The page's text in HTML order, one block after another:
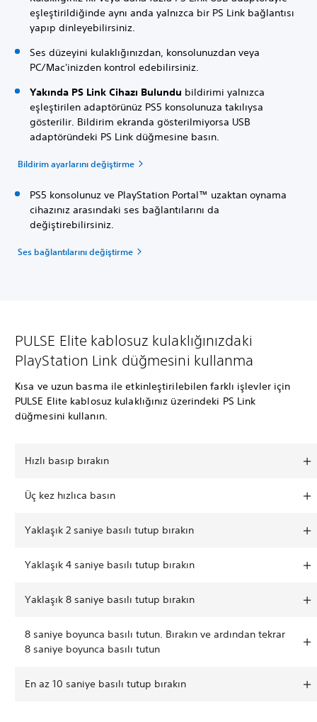
eşleştirildiğinde aynı anda yalnızca bir PS Link bağlantısı
yapıp dinleyebilirsiniz.
Ses düzeyini kulaklığınızdan, konsolunuzdan veya
PC/Mac'inizden kontrol edebilirsiniz.
Yakında PS Link Cihazı Bulundu bildirimi yalnızca
eşleştirilen adaptörünüz PS5 konsolunuza takılıysa
gösterilir. Bildirim ekranda gösterilmiyorsa USB
adaptöründeki PS Link düğmesine basın.
Bildirim ayarlarını değiştirme
PS5 konsolunuz ve PlayStation Portal™ uzaktan oynama
cihazınız arasındaki ses bağlantılarını da
değiştirebilirsiniz.
Ses bağlantılarını değiştirme
PULSE Elite kablosuz kulaklığınızdaki
PlayStation Link düğmesini kullanma
Kısa ve uzun basma ile etkinleştirilebilen farklı işlevler için
PULSE Elite kablosuz kulaklığınız üzerindeki PS Link
düğmesini kullanın.
Hızlı basıp bırakın
Üç kez hızlıca basın
Yaklaşık 2 saniye basılı tutup bırakın
Yaklaşık 4 saniye basılı tutup bırakın
Yaklaşık 8 saniye basılı tutup bırakın
8 saniye boyunca basılı tutun. Bırakın ve ardından tekrar
8 saniye boyunca basılı tutun
En az 10 saniye basılı tutup bırakın